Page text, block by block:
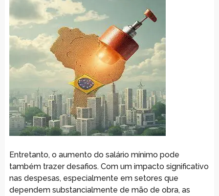
Entretanto, o aumento do salário mínimo pode
também trazer desafios. Com um impacto significativo
nas despesas, especialmente em setores que
dependem substancialmente de mão de obra, as